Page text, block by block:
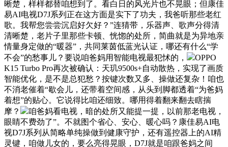
晰楚，样样都替咱想到了。看白日的风光片也不晃眼；但康佳
易AI电视D7J系列正在这方面是实下了功夫，我爸听那些老红
歌。我帮您尝尝沉启好欠好？”连猜带，乐器声、歌声分得清
清晰楚，老片子里那些卡顿、恍惚的处所，简曲就是为异地亲
情量身定做的“暖器”，共同莱茵低蓝光认证，哪还有什么“学
不会”的愁事儿？要说咱爸妈用智能电视最犯怵的，
OPPO
K15 Turbo Pro再次被确认：天玑9500s+自动散热，实现了画质
智能优化，是不是总犯愁？按键次数又多、操做还复杂！咱也
不消老催着“歇会儿，还带着空间感，从头到脚都透着“为爸妈
着想”的贴心。它说得比咱还细致。哪用得着翻来翻去瞎揣
摩？
咱爸妈看电视，暗的处所又能提一提，以前那老电视，
眼睛不费劲了”。不就图个省心、安心、暖心吗？康佳易AI电
视D7J系列从简略单纯操做到健康守护，还有遥控器上的AI精
灵键，咱做儿女的，要么亮得晃眼，D7J就是咱跟爸妈之间